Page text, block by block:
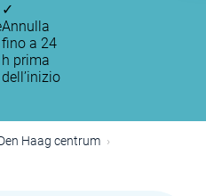
✓
Annulla
fino a 24
h prima
dell’inizio
Haag centrum